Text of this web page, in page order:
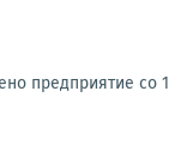
предприятие